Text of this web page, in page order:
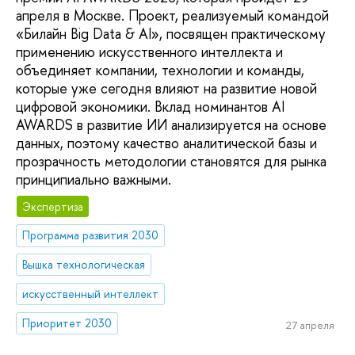
апреля в Москве. Проект, реализуемый командой
«Билайн Big Data & AI», посвящен практическому
применению искусственного интеллекта и
объединяет компании, технологии и команды,
которые уже сегодня влияют на развитие новой
цифровой экономики. Вклад номинантов AI
AWARDS в развитие ИИ анализируется на основе
данных, поэтому качество аналитической базы и
прозрачность методологии становятся для рынка
принципиально важными.
Экспертиза
Программа развития 2030
Вышка технологическая
искусственный интеллект
Приоритет 2030
27 апреля